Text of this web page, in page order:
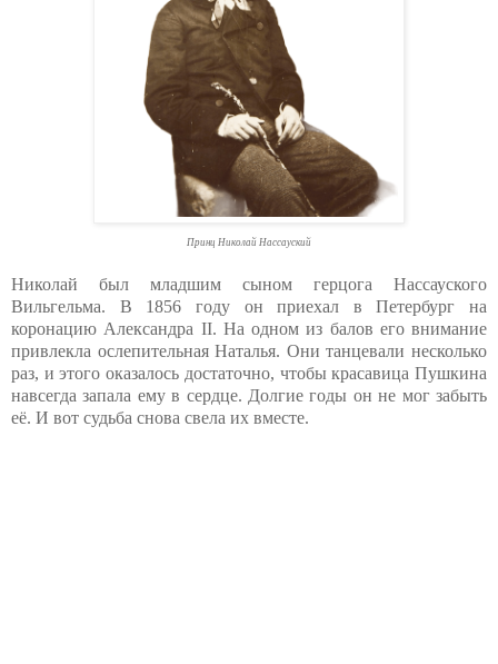
Принц Николай Нассауский
Николай был младшим сыном герцога Нассауского
Вильгельма. В 1856 году он приехал в Петербург на
коронацию Александра II. На одном из балов его внимание
привлекла ослепительная Наталья. Они танцевали несколько
раз, и этого оказалось достаточно, чтобы красавица Пушкина
навсегда запала ему в сердце. Долгие годы он не мог забыть
её. И вот судьба снова свела их вместе.